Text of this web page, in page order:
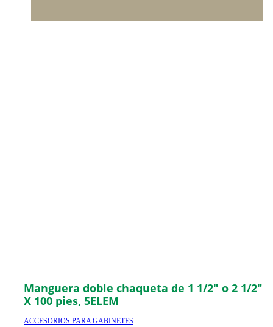
Manguera doble chaqueta de 1 1/2″ o 2 1/2″
X 100 pies, 5ELEM
ACCESORIOS PARA GABINETES